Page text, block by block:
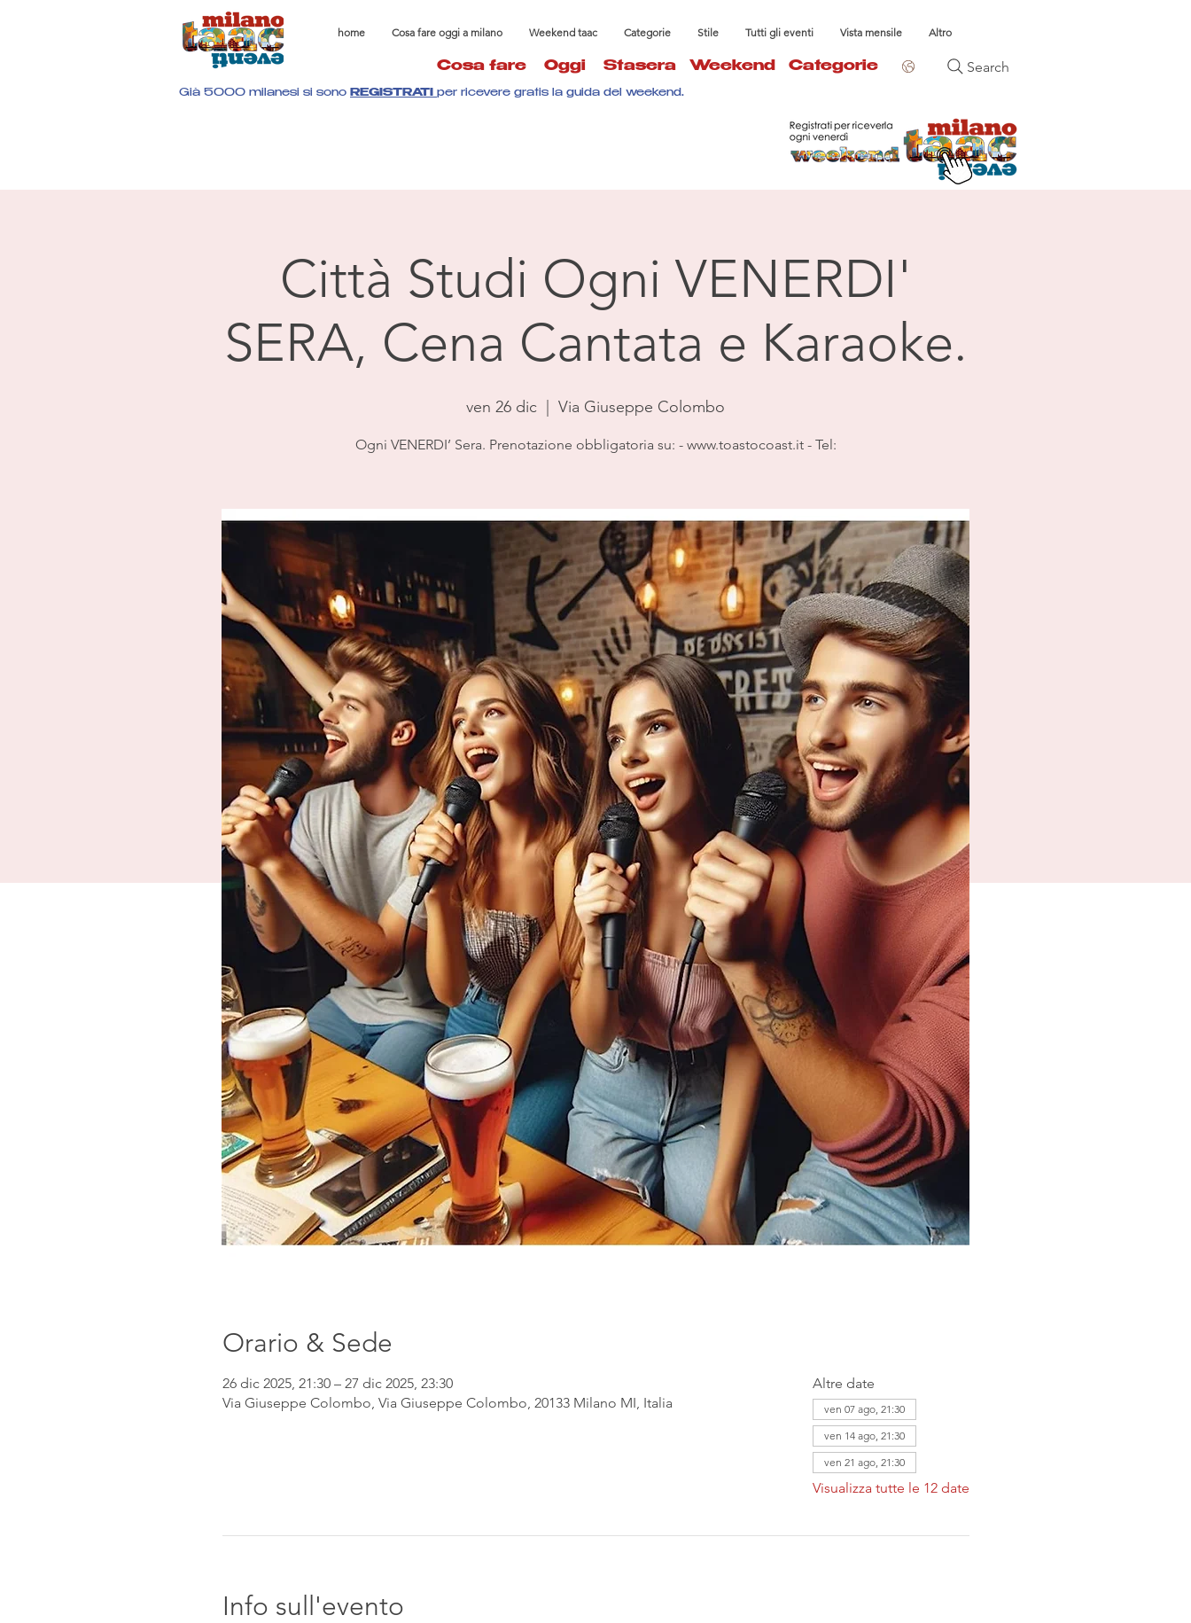
home Cosa fare oggi a milano Weekend taac Categorie Stile Tutti gli eventi Vista mensile Altro
Cosa fare Oggi Stasera Weekend Categorie Search
Già 5000 milanesi si sono REGISTRATI per ricevere gratis la guida del weekend.
Città Studi Ogni VENERDI'
SERA, Cena Cantata e Karaoke.
ven 26 dic Via Giuseppe Colombo
Ogni VENERDI’ Sera. Prenotazione obbligatoria su: - www.toastocoast.it - Tel:
Orario & Sede
26 dic 2025, 21:30 – 27 dic 2025, 23:30
Via Giuseppe Colombo, Via Giuseppe Colombo, 20133 Milano MI, Italia
Altre date
ven 07 ago, 21:30
ven 14 ago, 21:30
ven 21 ago, 21:30
Visualizza tutte le 12 date
Info sull'evento